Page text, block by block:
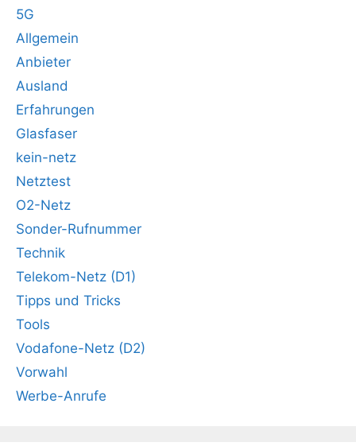
5G
Allgemein
Anbieter
Ausland
Erfahrungen
Glasfaser
kein-netz
Netztest
O2-Netz
Sonder-Rufnummer
Technik
Telekom-Netz (D1)
Tipps und Tricks
Tools
Vodafone-Netz (D2)
Vorwahl
Werbe-Anrufe